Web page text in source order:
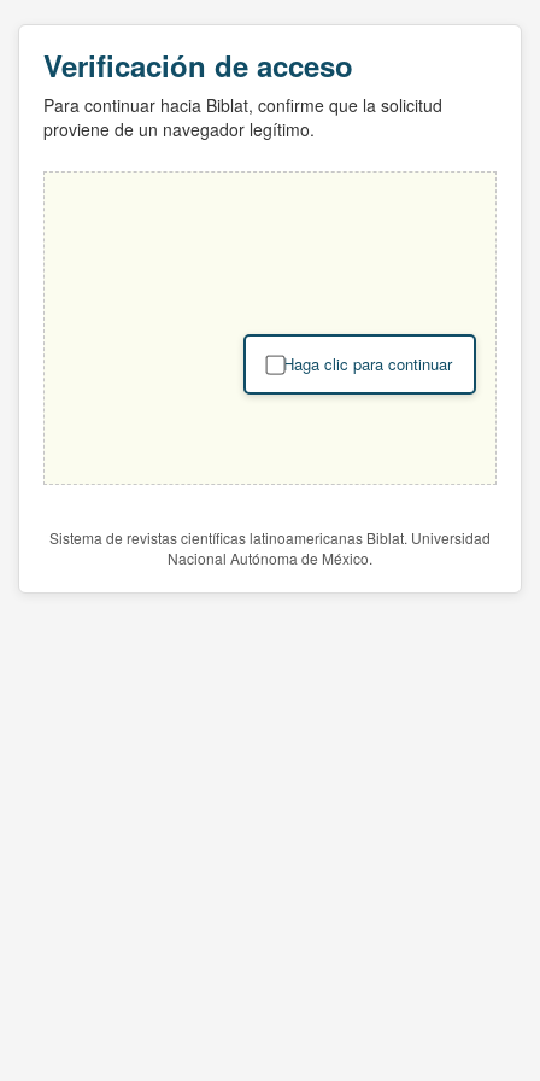
Verificación de acceso
Para continuar hacia Biblat, confirme que la solicitud
proviene de un navegador legítimo.
Haga clic para continuar
Sistema de revistas científicas latinoamericanas Biblat. Universidad
Nacional Autónoma de México.